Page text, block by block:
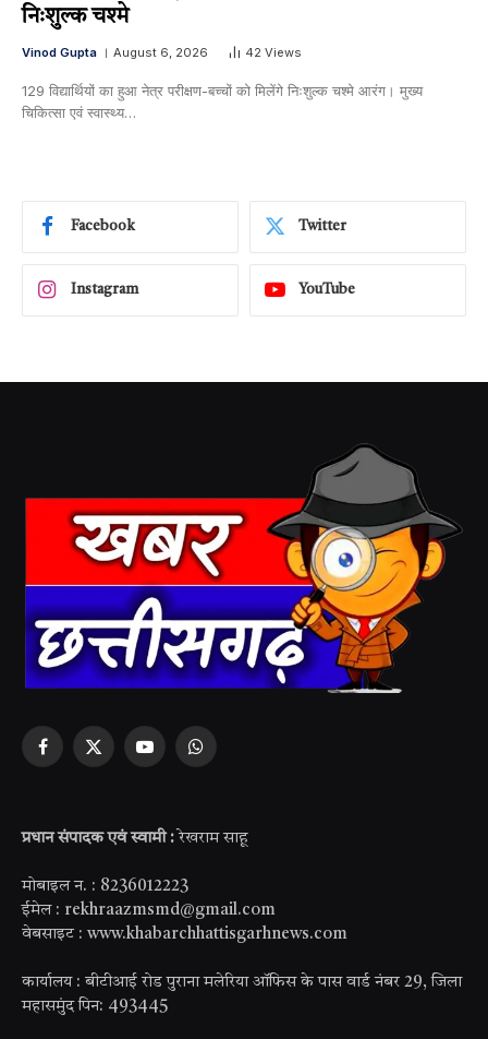
निःशुल्क चश्मे
Vinod Gupta August 6, 2026 42 Views
129 विद्यार्थियों का हुआ नेत्र परीक्षण-बच्चों को मिलेंगे निःशुल्क चश्मे आरंग। मुख्य
चिकित्सा एवं स्वास्थ्य…
Facebook Twitter
Instagram YouTube
Facebook
X
YouTubeWhatsApp
प्रधान संपादक एवं स्वामी : रेखराम साहू
मोबाइल न. : 8236012223
ईमेल : rekhraazmsmd@gmail.com
वेबसाइट : www.khabarchhattisgarhnews.com
कार्यालय : बीटीआई रोड पुराना मलेरिया ऑफिस के पास वार्ड नंबर 29, जिला
महासमुंद पिन: 493445